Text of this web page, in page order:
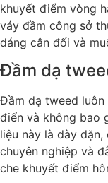
khuyết điểm vòng
váy đầm công sở
dáng cân đối và
Đầm dạ
Đầm dạ tweed
điển và không bao
liệu này là dày
chuyên nghiệp và
che khuyết điểm